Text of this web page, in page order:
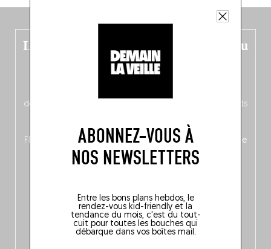
ABONNEZ-VOUS À
NOS NEWSLETTERS
Entre les bons plans hebdos, le
rendez-vous kid-friendly et la
tendance du mois, c'est du tout-
cuit pour toutes les bouches qui
débarque dans vos boîtes mail.
Le nouveau guide Belgique est sorti du
four !
découvrez
qui met les pieds
langue, mais aussi150 adresses flambant neuves
Flandre, à Bruxelles et en Wallonie, ainsi qu’un palmarès de
10 spots au sommet de la belgitude.